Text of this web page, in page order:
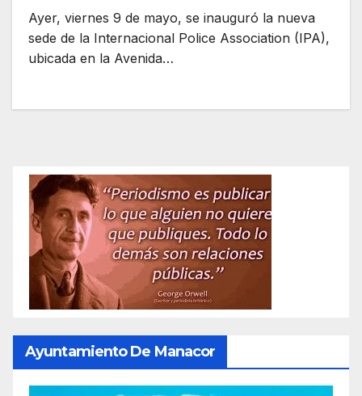
Ayer, viernes 9 de mayo, se inauguró la nueva
sede de la Internacional Police Association (IPA),
ubicada en la Avenida…
Ayuntamiento De Manacor